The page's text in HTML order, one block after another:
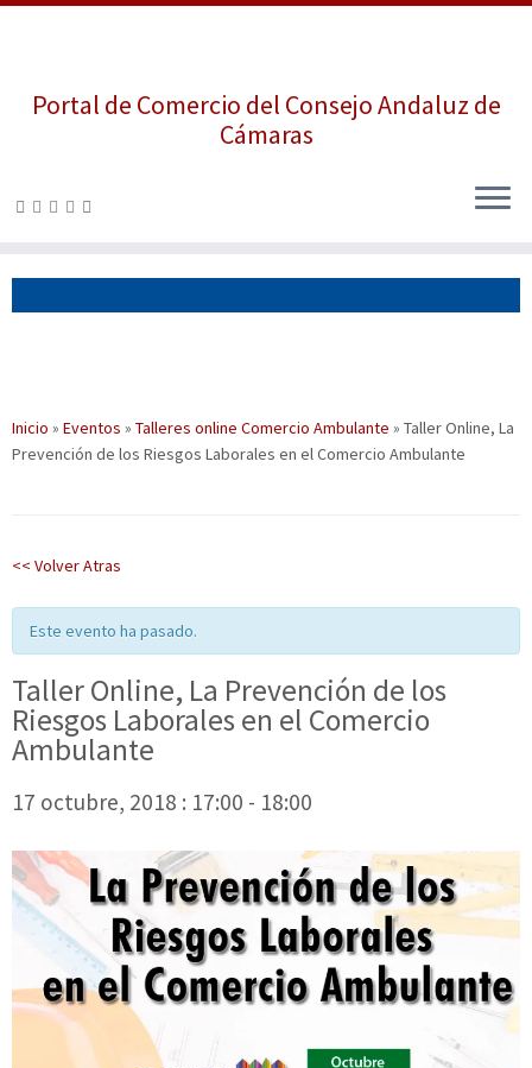
contenido
Portal de Comercio del Consejo Andaluz de
Cámaras
Inicio » Eventos » Talleres online Comercio Ambulante » Taller Online, La
Prevención de los Riesgos Laborales en el Comercio Ambulante
<< Volver Atras
Este evento ha pasado.
Taller Online, La Prevención de los
Riesgos Laborales en el Comercio
Ambulante
17 octubre, 2018 : 17:00 - 18:00